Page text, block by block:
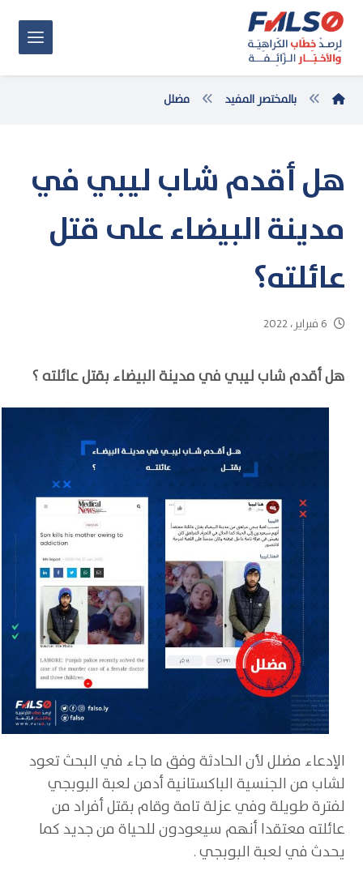
بالمختصر المفيد مضلل
هل أقدم شاب ليبي في
مدينة البيضاء على قتل
عائلته؟
6 فبراير، 2022
هل أقدم شاب ليبي في مدينة البيضاء بقتل عائلته ؟
الإدعاء مضلل لأن الحادثة وفق ما جاء في البحث تعود
لشاب من الجنسية الباكستانية أدمن لعبة البوبجي
لفترة طويلة وفي عزلة تامة وقام بقتل أفراد من
عائلته معتقدا أنهم سيعودون للحياة من جديد كما
يحدث في لعبة البوبجي .